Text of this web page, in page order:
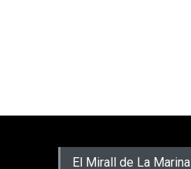
El Mirall de La Marina